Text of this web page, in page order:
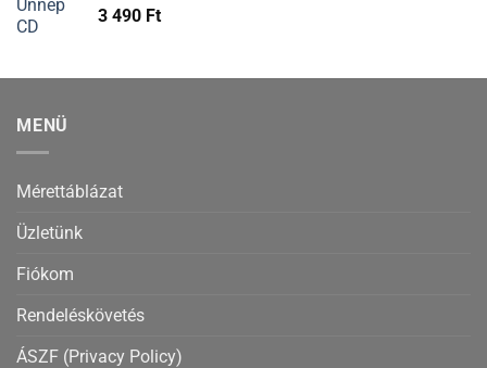
3 490 Ft
MENÜ
Mérettáblázat
Üzletünk
Fiókom
Rendeléskövetés
ÁSZF (Privacy Policy)